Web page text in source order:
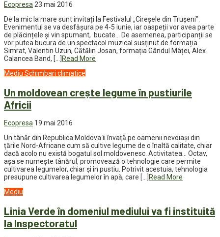
Ecopresa23 mai 2016
De la mic la mare sunt invitați la Festivalul „Cireșele din Trușeni”.
Evenimentul se va desfășura pe 4-5 iunie, iar oaspeții vor avea parte
de plăcințele și vin spumant, bucate… De asemenea, participanții se
vor putea bucura de un spectacol muzical susținut de formația
Simrat, Valentin Uzun, Cătălin Josan, formația Gândul Mâței, Alex
Calancea Band, […] Read More
Mediu Schimbari climatice
Un moldovean crește legume în pustiurile
Africii
Ecopresa 19 mai 2016
Un tânăr din Republica Moldova îi învață pe oamenii nevoiași din
țările Nord-Africane cum să cultive legume de o înaltă calitate, chiar
dacă acolo nu există bogatul sol moldovenesc. Activitatea… Octav,
așa se numește tânărul, promovează o tehnologie care permite
cultivarea legumelor, chiar și în pustiu. Potrivit acestuia, tehnologia
presupune cultivarea legumelor în apă, care […] Read More
Mediu
Linia Verde în domeniul mediului va fi instituită
la Inspectoratul